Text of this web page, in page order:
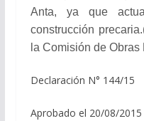
Anta, ya que
construcción
la Comisión de
Declaración N° 144/15
Aprobado el 20/08/2015